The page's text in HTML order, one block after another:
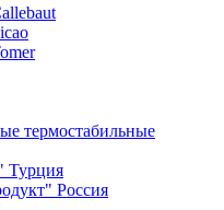
термостабильные
Турция
Россия